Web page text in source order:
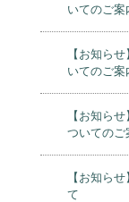
いてのご案
【お知ら
いてのご案
【お知ら
ついてのご
【お知ら
て